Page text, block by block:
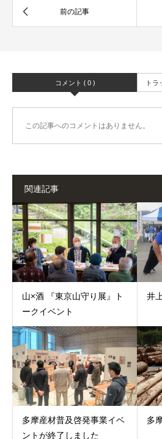
コメント ( 0 ) ト
この記事へのコメントはありません。
関連記事
山×酒 『東京山守り展』ト
ークイベント
井
多摩産材普及啓発事業イベ
ントが終了しました
多